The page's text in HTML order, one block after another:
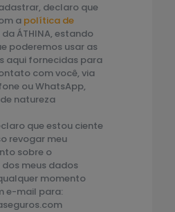
declaro que
a política de
da ÁTHINA, estando
poderemos usar as
aqui fornecidas para
com você, via
ou WhatsApp,
natureza
que estou ciente
revogar meu
sobre o
meus dados
momento
e-mail para: